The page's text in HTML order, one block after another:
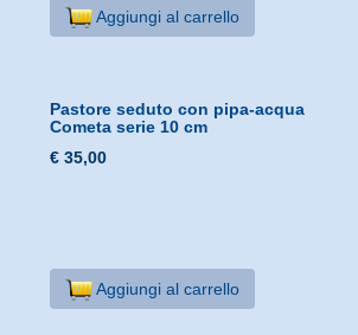
Aggiungi al carrello
Pastore seduto con pipa-acqua
Cometa serie 10 cm
€ 35,00
Aggiungi al carrello